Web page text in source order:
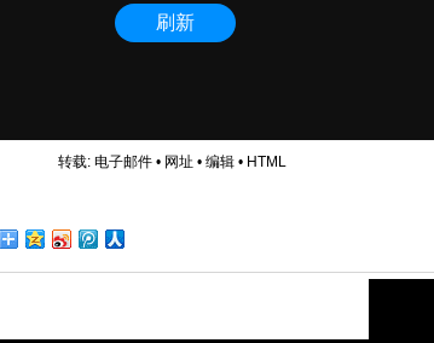
转载: 电子邮件• 网址 • 编辑• HTML